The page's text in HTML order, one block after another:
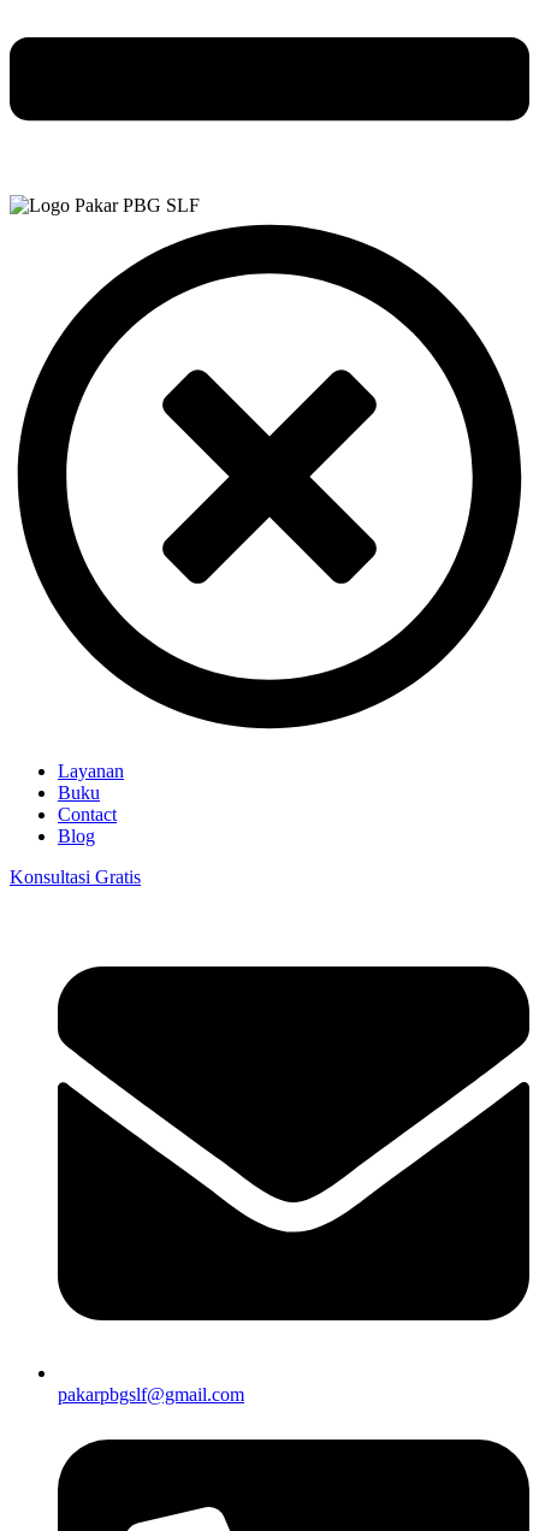
Layanan
Buku
Contact
Blog
Konsultasi Gratis
pakarpbgslf@gmail.com